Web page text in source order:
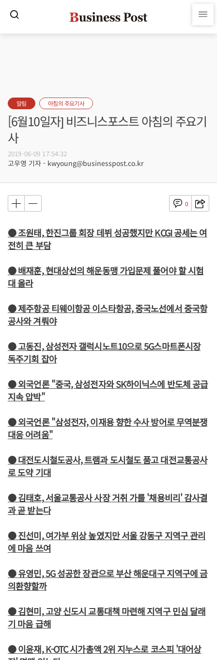
알림 아침의 주요기사
[6월10일자] 비즈니스포스트 아침의 주요기
사
2019-06-09 17:54:32
고우영 기자 - kwyoung@businesspost.co.kr
0
● 조원태, 한진그룹 회장 데뷔 성공했지만 KCGI 공세는 여
전히 큰 부담
● 배재훈, 현대상선의 해운동맹 가입문제 풀어야 할 시험
대 올라
● 제주항공 티웨이항공 이스타항공, 중국노선에서 중국항
공사와 겨뤄야
● 고동진, 삼성전자 갤럭시노트10으로 5G스마트폰시장
독주기회 잡아
● 외국언론 "중국, 삼성전자와 SK하이닉스에 반도체 공급
지속 압박"
● 외국언론 "삼성전자, 이재용 향한 수사 방어로 무역분쟁
대응 어려움"
● 대전도시철도공사, 트램과 도시철도 품고 대전교통공사
로 도약 기대
● 김태호, 서울교통공사 사장 거취 가를 '채용비리' 감사결
과 곧 받는다
● 진선미, 여가부 위상 높였지만 서울 강동구 지역구 관리
에 마음 쓰여
● 유영민, 5G 성공한 장관으로 부산 해운대구 지역구에 금
의환향할까
● 김현미, 고양 신도시 교통대책 마련해 지역구 민심 달래
기 마음 급해
● 이윤재, K-OTC 시가총액 2위 지누스로 코스피 '대어상